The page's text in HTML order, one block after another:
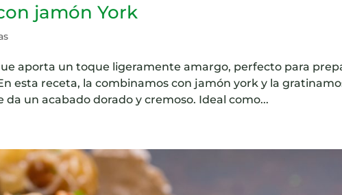
jamón York
aporta un toque ligeramente amargo, perfecto para
esta receta, la combinamos con jamón york y la
da un acabado dorado y cremoso. Ideal como...